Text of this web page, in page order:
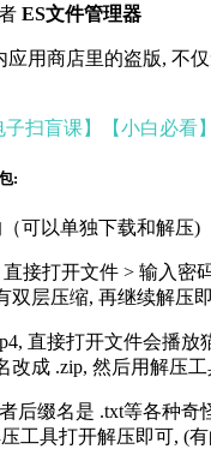
ES文件管理器
应用商店里的盗版, 不
子扫盲课】【小白必看
:
可以单独下载和解压)
接打开文件 > 输入密
双层压缩, 再继续解压
直接打开文件会播放
改成 .zip, 然后用解压
后缀名是 .txt等各种奇
工具打开解压即可, (